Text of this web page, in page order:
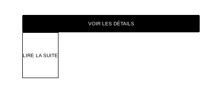
VOIR LES DÉTAILS
LIRE LA SUITE